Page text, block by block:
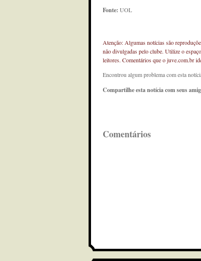
Fonte: UOL
Atenção: Algumas notícias são
não divulgadas pelo clube. Utilize o
leitores. Comentários que o juve.com.br
Encontrou algum problema com esta
Compartilhe esta notícia com seus
Comentários